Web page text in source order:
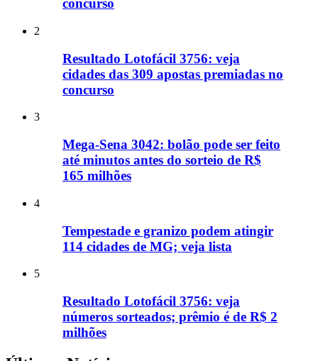
concurso
2
Resultado Lotofácil 3756: veja
cidades das 309 apostas premiadas no
concurso
3
Mega-Sena 3042: bolão pode ser feito
até minutos antes do sorteio de R$
165 milhões
4
Tempestade e granizo podem atingir
114 cidades de MG; veja lista
5
Resultado Lotofácil 3756: veja
números sorteados; prêmio é de R$ 2
milhões